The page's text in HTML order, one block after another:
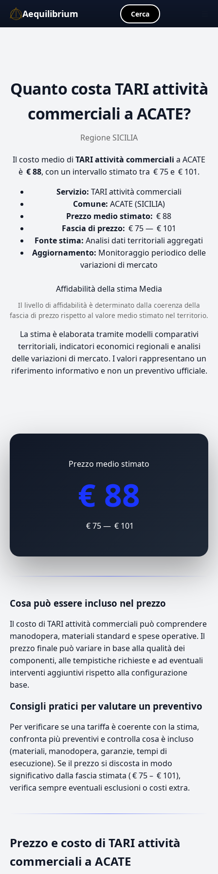
Aequilibrium Cerca
Quanto costa TARI attività
commerciali a ACATE?
Regione SICILIA
Il costo medio di TARI attività commerciali a ACATE
è € 88, con un intervallo stimato tra € 75 e € 101.
Servizio: TARI attività commerciali
Comune: ACATE (SICILIA)
Prezzo medio stimato: € 88
Fascia di prezzo: € 75 — € 101
Fonte stima: Analisi dati territoriali aggregati
Aggiornamento: Monitoraggio periodico delle
variazioni di mercato
Affidabilità della stima Media
Il livello di affidabilità è determinato dalla coerenza della
fascia di prezzo rispetto al valore medio stimato nel territorio.
La stima è elaborata tramite modelli comparativi
territoriali, indicatori economici regionali e analisi
delle variazioni di mercato. I valori rappresentano un
riferimento informativo e non un preventivo ufficiale.
Prezzo medio stimato
€ 88
€ 75 — € 101
Cosa può essere incluso nel prezzo
Il costo di TARI attività commerciali può comprendere
manodopera, materiali standard e spese operative. Il
prezzo finale può variare in base alla qualità dei
componenti, alle tempistiche richieste e ad eventuali
interventi aggiuntivi rispetto alla configurazione
base.
Consigli pratici per valutare un preventivo
Per verificare se una tariffa è coerente con la stima,
confronta più preventivi e controlla cosa è incluso
(materiali, manodopera, garanzie, tempi di
esecuzione). Se il prezzo si discosta in modo
significativo dalla fascia stimata ( € 75 – € 101),
verifica sempre eventuali esclusioni o costi extra.
Prezzo e costo di TARI attività
commerciali a ACATE